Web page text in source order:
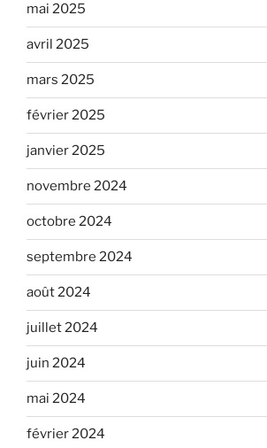
mai 2025
avril 2025
mars 2025
février 2025
janvier 2025
novembre 2024
octobre 2024
septembre 2024
août 2024
juillet 2024
juin 2024
mai 2024
février 2024